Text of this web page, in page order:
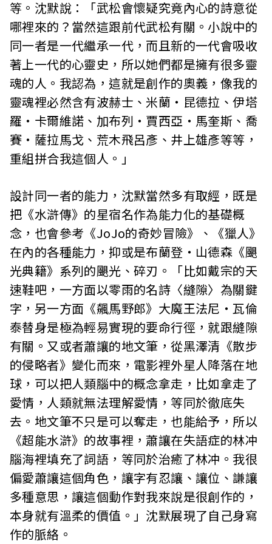
等。沈默說：「武松會懷疑究竟內心的詩意從
哪裡來的？當然這跟前代武松有關。小說中的
同一者是一代繼承一代，而且新的一代會吸收
著上一代的心靈史，所以她們都是擁有很多靈
魂的人。我認為，這就是創作的奧義，像我的
靈魂裡必然含有波赫士、米蘭‧昆德拉、伊塔
羅‧卡爾維諾、加布列‧賈西亞‧馬奎斯、喬
賽‧薩拉馬戈、荒木飛呂彥、井上雄彥等等，
重組拼合我這個人。」
設計同一者的能力，沈默當然多有取經，既是
把《水滸傳》的星宿名作為能力化的基礎概
念，也會參考《JoJo的奇妙冒險》、《獵人》
在內的各種能力，抑或是布蘭登‧山德森《颶
光典籍》系列的颶光、碎刃。「比如戴宗的天
速鞋吧，一方面以零雨的名詩〈縫隙〉為關鍵
字，另一方面《飆馬野郎》大魔王法尼‧瓦倫
泰替身是極為輕易實現的要命行徑，就跟縫隙
有關。又或者蕭讓的地文筆，從黑澤清《散步
的侵略者》變化而來，電影裡外星人降落在地
球，可以把人類腦中的概念拿走，比如拿走了
愛情，人類就無法理解愛情，等同於徹底失
去。地文筆不只是可以奪走，也能給予，所以
《超能水滸》的故事裡，蕭讓在失語症的林冲
腦海裡填充了詞語，等同於治癒了林冲。我很
偏愛蕭讓這個角色，讓字有忍讓、讓位、謙讓
多種意思，讓這個動作對我來說是很創作的，
本身就有溫柔的價值。」沈默展現了自己身寫
作的脈絡。